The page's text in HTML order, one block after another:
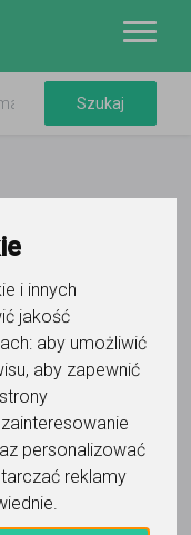
i innych
jakość
aby umożliwić
, aby zapewnić
personalizować
reklamy
.